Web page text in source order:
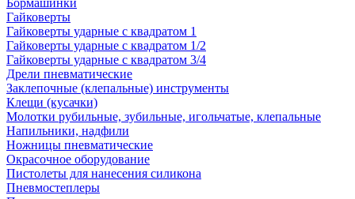
Бормашинки
Гайковерты
Гайковерты ударные с квадратом 1
Гайковерты ударные с квадратом 1/2
Гайковерты ударные с квадратом 3/4
Дрели пневматические
Заклепочные (клепальные) инструменты
Клещи (кусачки)
Молотки рубильные, зубильные, игольчатые, клепальные
Напильники, надфили
Ножницы пневматические
Окрасочное оборудование
Пистолеты для нанесения силикона
Пневмостеплеры